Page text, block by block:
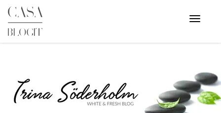
Skip
content
Avaa
valikko